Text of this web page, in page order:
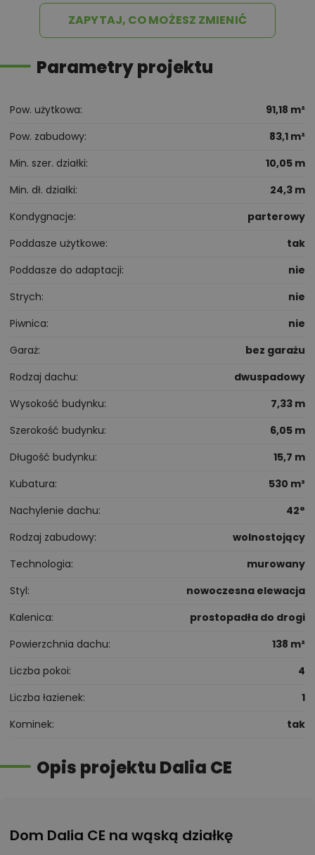
ZAPYTAJ, CO MOŻESZ ZMIENIĆ
Parametry projektu
Pow. użytkowa
91,18 m²
Pow. zabudowy
83,1 m²
Min. szer. działki
10,05 m
Min. dł. działki
24,3 m
Kondygnacje
parterowy
Poddasze użytkowe
tak
Poddasze do adaptacji
nie
Strych
nie
Piwnica
nie
Garaż
bez garażu
Rodzaj dachu
dwuspadowy
Wysokość budynku
7,33 m
Szerokość budynku
6,05 m
Długość budynku
15,7 m
Kubatura
530 m³
Nachylenie dachu
42°
Rodzaj zabudowy
wolnostojący
Technologia
murowany
Styl
nowoczesna elewacja
Kalenica
prostopadła do drogi
Powierzchnia dachu
138 m²
Liczba pokoi
4
Liczba łazienek
1
Kominek
tak
Opis projektu Dalia CE
Dom Dalia CE na wąską działkę